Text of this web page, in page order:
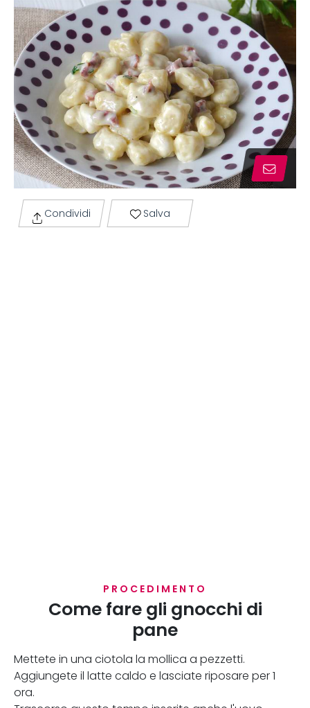
Condividi Salva
PROCEDIMENTO
Come fare gli gnocchi di
pane
Mettete in una ciotola la mollica a pezzetti.
Aggiungete il latte caldo e lasciate riposare per 1
ora.